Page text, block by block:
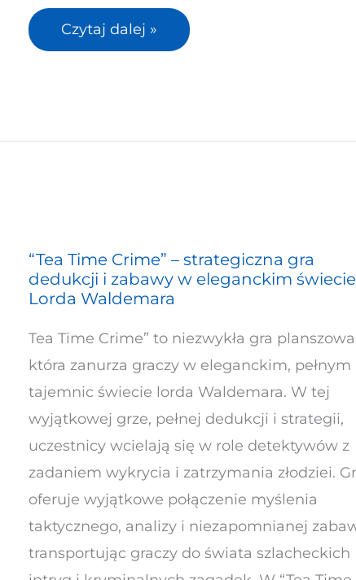
spróbować?
Czytaj dalej »
“Tea Time Crime” – strategiczna gra
dedukcji i zabawy w eleganckim świecie
Lorda Waldemara
Tea Time Crime” to niezwykła gra
która zanurza graczy w eleganckim, pełnym
tajemnic świecie lorda Waldemara. W tej
wyjątkowej grze, pełnej dedukcji i strategii,
uczestnicy wcielają się w role detektywów z
zadaniem wykrycia i zatrzymania złodziei.
oferuje wyjątkowe połączenie myślenia
taktycznego, analizy i niezapomnianej
transportując graczy do świata szlacheckich
“Tea
Time
–
strategiczna
gra
dedukcji
i
zabawy
w
eleganckim
świecie